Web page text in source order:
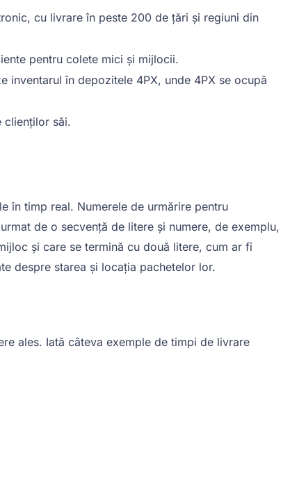
cu livrare în peste 200 de țări și regiuni din
pentru colete mici și mijlocii.
inventarul în depozitele 4PX, unde 4PX se ocupă
clienților săi.
în timp real. Numerele de urmărire pentru
de o secvență de litere și numere, de exemplu,
și care se termină cu două litere, cum ar fi
despre starea și locația pachetelor lor.
ales. Iată câteva exemple de timpi de livrare